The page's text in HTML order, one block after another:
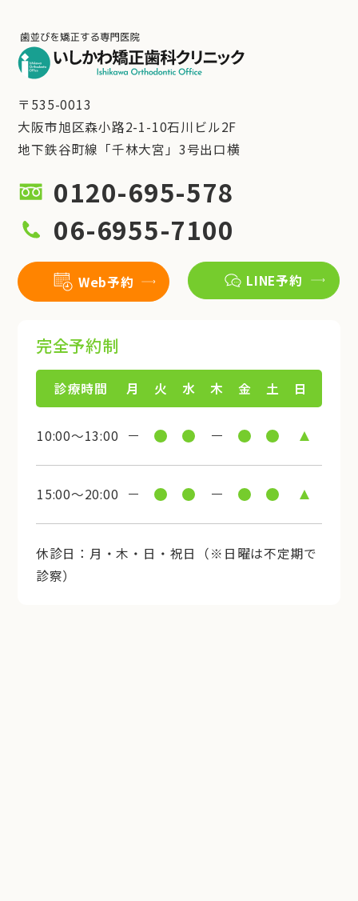
〒535-0013
大阪市旭区森小路2-1-10石川ビル2F
地下鉄谷町線「千林大宮」3号出口横
0120-695-578
06-6955-7100
Web予約 LINE予約
完全予約制
診療時間 月 火 水 木 金 土 日
10:00～13:00
15:00～20:00
休診日：月・木・日・祝日（※日曜は不定期で
診察）